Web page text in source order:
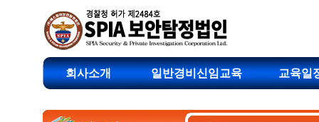
회사소개 일반경비신임교육 교육일